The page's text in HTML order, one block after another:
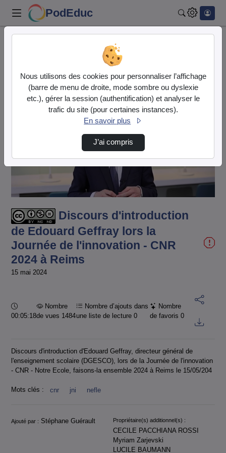
PodEduc
Discours d'introduction de Edouard Geffray l…
Lire
la
vidéo
Discours d'introduction
de Edouard Geffray lors la
Journée de l'innovation - CNR
2024 à Reims
15 mai 2024
Durée :
00:05:18
Nombre
de vues 1484
Nombre d’ajouts dans
une liste de lecture 0
Nombre
de favoris 0
Discours d'introduction d'Edouard Geffray, directeur général de
l'enseignement scolaire (DGESCO), lors de la Journée de l'innovation
- CNR - Notre Ecole, faisons-la ensemble 2024 à Reims le 15/05/204
Mots clés : cnr jni nefle
Informations
Ajouté par : Stéphane Guérault Propriétaire(s) additionnel(s) :
CECILE PACCHIANA ROSSI
Myriam Zarjevski
LUCILE BAUMANN
Nous utilisons des cookies pour personnaliser l’affichage
(barre de menu de droite, mode sombre ou dyslexie
etc.), gérer la session (authentification) et analyser le
trafic du site (pour certaines instances).
En savoir plus
J’ai compris